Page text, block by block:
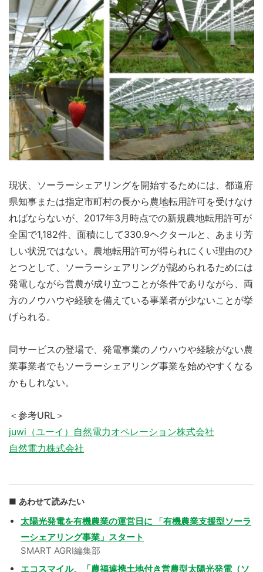
現状、ソーラーシェアリングを開始するためには、都道府
県知事または指定市町村の長から農地転用許可を受けなけ
ればならないが、2017年3月時点での新規農地転用許可が
全国で1,182件、面積にして330.9ヘクタールと、あまり芳
しい状況ではない。農地転用許可が得られにくい理由のひ
とつとして、ソーラーシェアリングが認められるためには
発電しながら営農が成り立つことが条件でありながら、両
方のノウハウや経験を備えている事業者が少ないことが挙
げられる。
同サービスの登場で、発電事業のノウハウや経験がない農
業事業者でもソーラーシェアリング事業を始めやすくなる
かもしれない。
＜参考URL＞
juwi（ユーイ）自然電力オペレーション株式会社
自然電力株式会社
あわせて読みたい
太陽光発電を有機農業の運営日に 「有機農業支援型ソーラ
ーシェアリング事業」スタート
SMART AGRI編集部
エコスマイル、「農福連携土地付き営農型太陽光発電（ソ